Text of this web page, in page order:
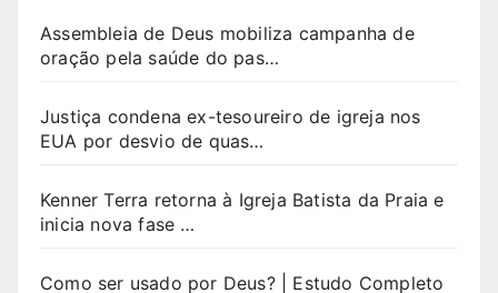
Assembleia de Deus mobiliza campanha de
oração pela saúde do pas…
Justiça condena ex-tesoureiro de igreja nos
EUA por desvio de quas…
Kenner Terra retorna à Igreja Batista da Praia e
inicia nova fase …
Como ser usado por Deus? | Estudo Completo